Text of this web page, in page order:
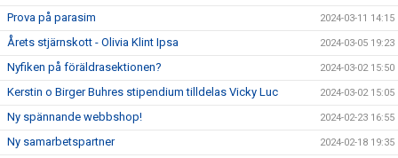
Prova på parasim 2024-03-11 14:15
Årets stjärnskott - Olivia Klint Ipsa 2024-03-05 19:23
Nyfiken på föräldrasektionen? 2024-03-02 15:50
Kerstin o Birger Buhres stipendium tilldelas Vicky Luc 2024-03-02 15:05
Ny spännande webbshop! 2024-02-23 16:55
Ny samarbetspartner 2024-02-18 19:35